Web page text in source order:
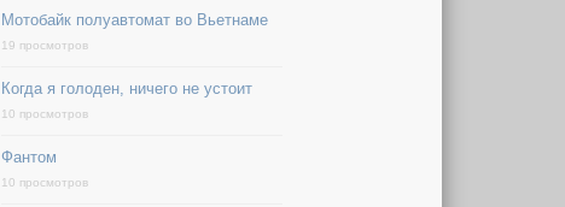
Мотобайк полуавтомат во Вьетнаме
19 просмотров
Когда я голоден, ничего не устоит
10 просмотров
Фантом
10 просмотров